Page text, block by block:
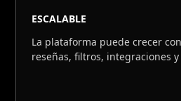
ESCALABLE
La plataforma puede crecer
reseñas, filtros, integraciones